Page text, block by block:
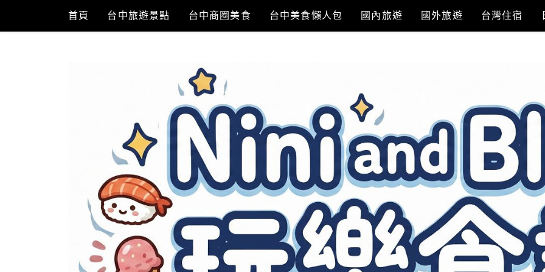
content
首頁 台中旅遊景點 台中商圈美食 台中美食懶人包 國內旅遊 國外旅遊 台灣住宿